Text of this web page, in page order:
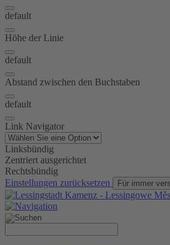
default
Höhe der Linie
default
Abstand zwischen den Buchstaben
default
Link Navigator
Linksbündig
Zentriert ausgerichtet
Rechtsbündig
Einstellungen zurücksetzen
Für immer